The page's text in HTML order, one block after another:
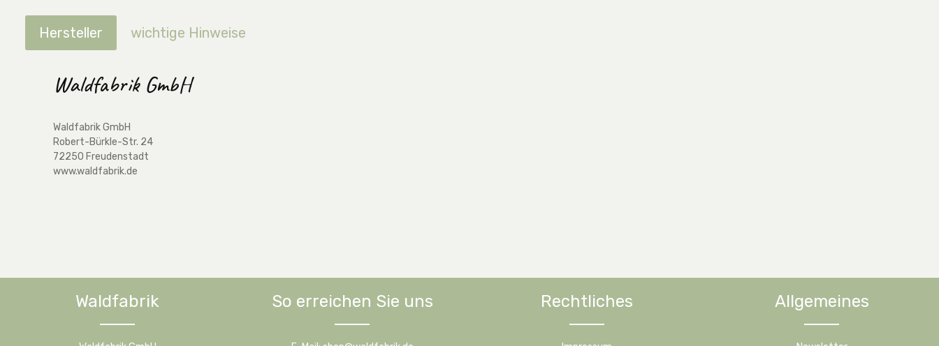
Hersteller wichtige Hinweise
Waldfabrik GmbH
Waldfabrik GmbH
Robert-Bürkle-Str. 24
72250 Freudenstadt
www.waldfabrik.de
Waldfabrik So erreichen Sie uns Rechtliches Allgemeines